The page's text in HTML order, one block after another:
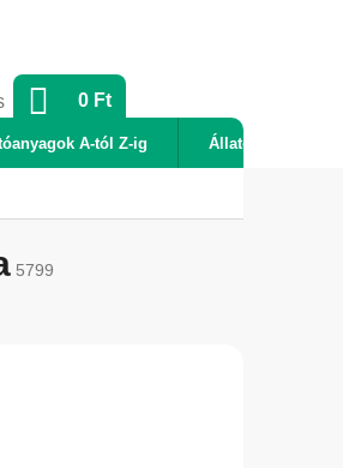
KOSÁR
0 Ft
A-tól Z-ig Állatok
5799